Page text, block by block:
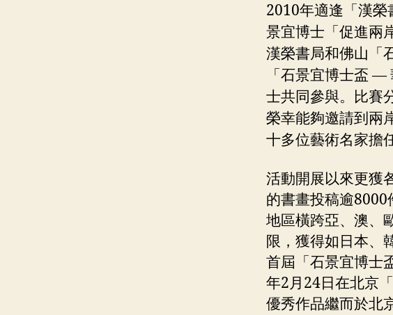
2010年適逢「漢
景宜博士「促進兩
漢榮書局和佛山「
「石景宜博士盃
士共同參與。比賽
榮幸能夠邀請到兩
十多位藝術名家擔
活動開展以來更獲
的書畫投稿逾
地區橫跨亞、澳、
限，獲得如日本、
首屆「石景宜博士
年2月24日在北京
優秀作品繼而於北